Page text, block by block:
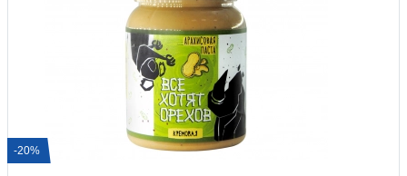
-20%